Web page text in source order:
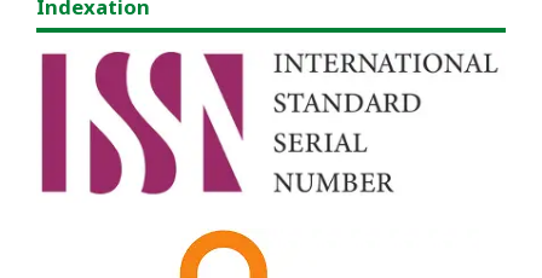
Indexation